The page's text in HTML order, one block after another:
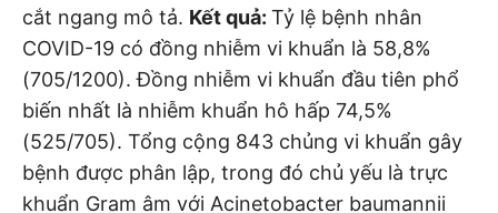
cắt ngang mô tả. Kết quả: Tỷ lệ bệnh nhân
COVID-19 có đồng nhiễm vi khuẩn là 58,8%
(705/1200). Đồng nhiễm vi khuẩn đầu tiên phổ
biến nhất là nhiễm khuẩn hô hấp 74,5%
(525/705). Tổng cộng 843 chủng vi khuẩn gây
bệnh được phân lập, trong đó chủ yếu là trực
khuẩn Gram âm với Acinetobacter baumannii